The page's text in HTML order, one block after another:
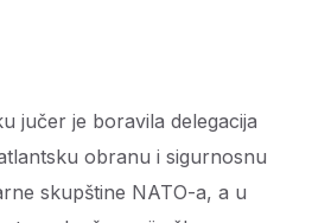
jučer je boravila delegacija
obranu i sigurnosnu
skupštine NATO-a, a u